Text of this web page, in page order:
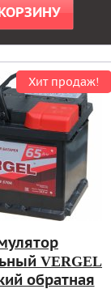
Хит продаж!
VERGEL
обратная